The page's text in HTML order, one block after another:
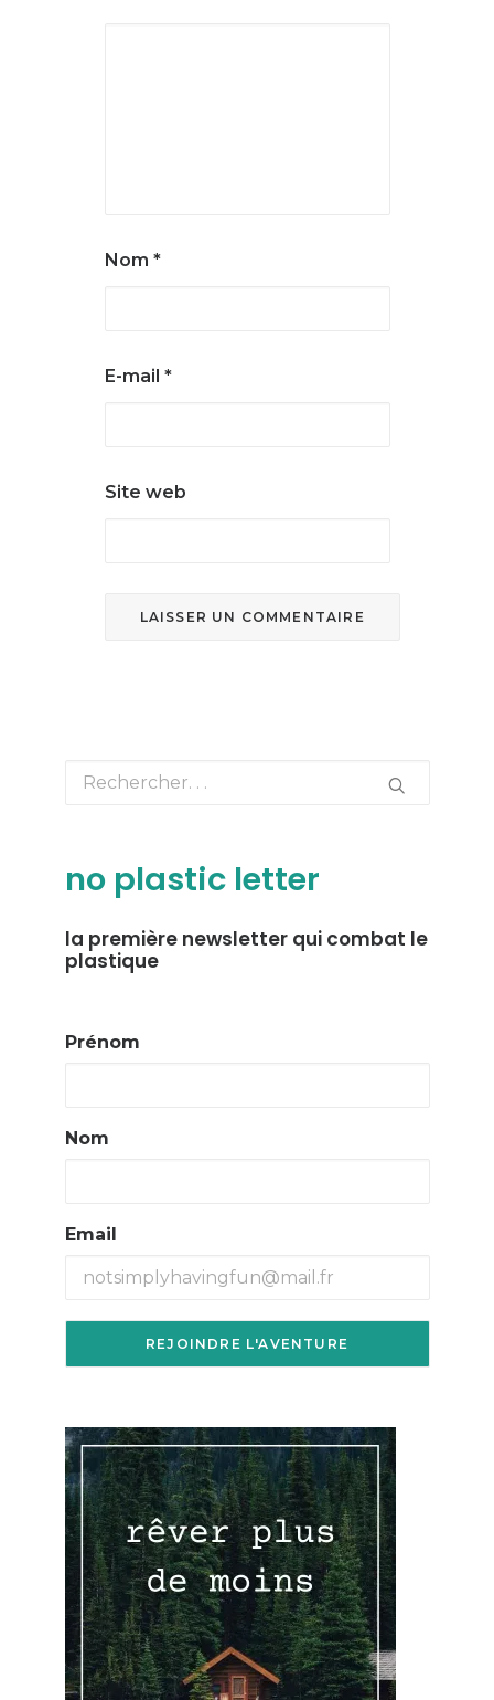
Nom *
E-mail *
Site web
no plastic letter
la première newsletter qui combat le
plastique
Prénom
Nom
Email